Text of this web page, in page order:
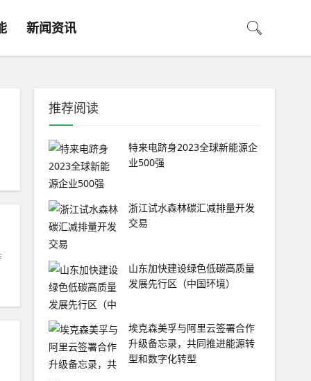
新闻资讯
推荐阅读
特来电跻身2023全球新能源企
业500强
浙江试水森林碳汇减排量开发
交易
山东加快建设绿色低碳高质量
发展先行区（中国环境）
埃克森美孚与阿里云签署合作
升级备忘录，共同推进能源转
型和数字化转型